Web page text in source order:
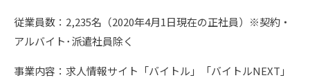
従業員数：2,235名（2020年4月1日現在の正社員）※契約・
アルバイト･派遣社員除く
事業内容：求人情報サイト「バイトル」「バイトルNEXT」